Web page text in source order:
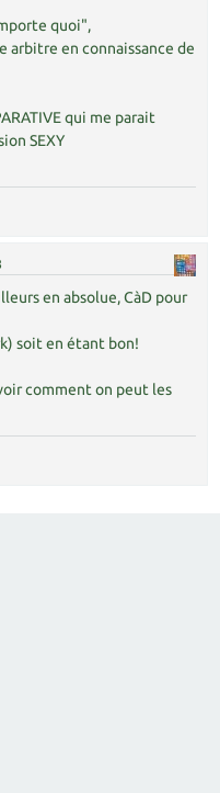
quoi",
arbitre en connaissance de
qui me parait
SEXY
en absolue, CàD pour
soit en étant bon!
comment on peut les